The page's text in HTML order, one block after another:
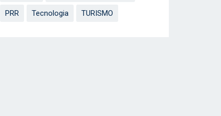
PRR Tecnologia TURISMO